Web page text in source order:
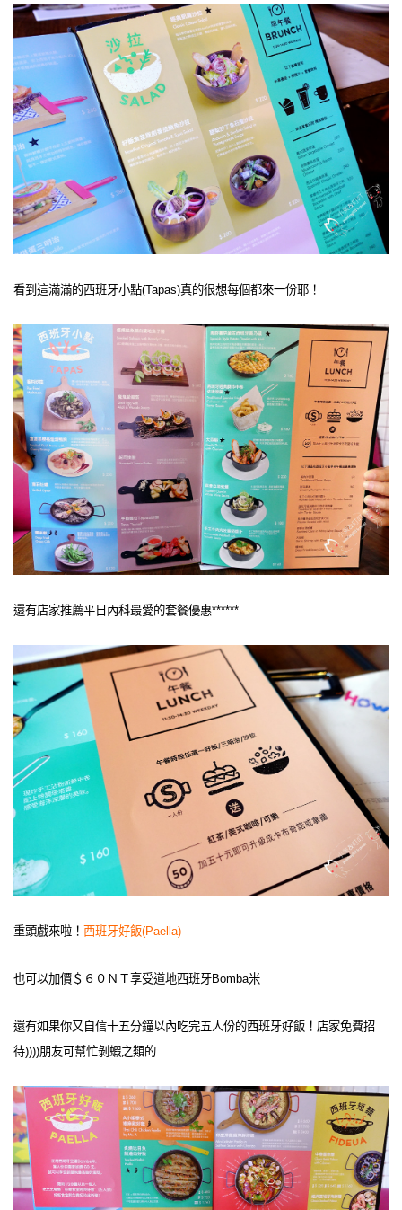
看到這滿滿的西班牙小點(Tapas)真的很想每個都來一份耶！
還有店家推薦平日內科最愛的套餐優惠******
重頭戲來啦！ 西班牙好飯(Paella)
也可以加價＄６０ＮＴ享受道地西班牙Bomba米
還有如果你又自信十五分鐘以內吃完五人份的西班牙好飯！店家免費招
待))))朋友可幫忙剝蝦之類的